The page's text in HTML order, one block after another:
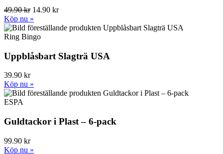
49.90 kr14.90 kr
Köp nu »
Ring Bingo
Uppblåsbart Slagträ USA
39.90 kr
Köp nu »
ESPA
Guldtackor i Plast – 6-pack
99.90 kr
Köp nu »